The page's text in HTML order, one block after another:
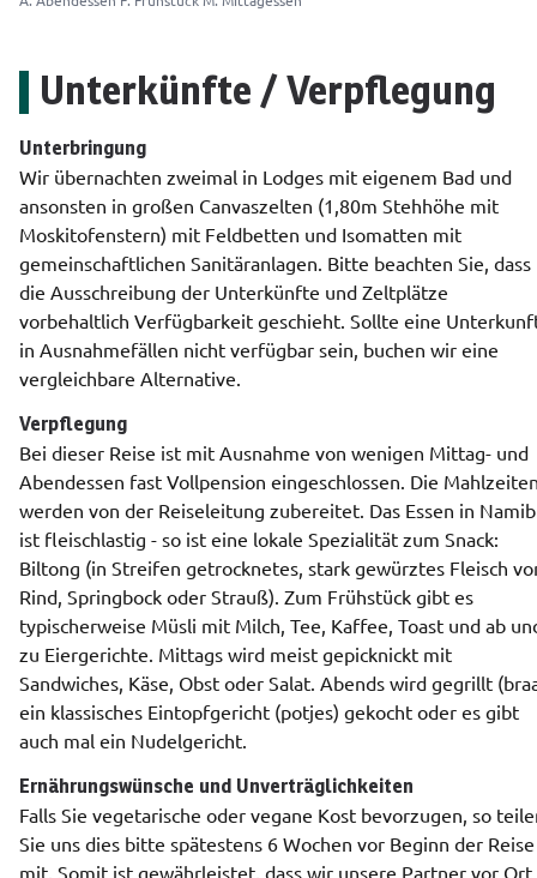
Unterkünfte / Verpflegung
Unterbringung
Wir übernachten zweimal in Lodges mit eigenem Bad und
ansonsten in großen Canvaszelten (1,80m Stehhöhe mit
Moskitofenstern) mit Feldbetten und Isomatten mit
gemeinschaftlichen Sanitäranlagen. Bitte beachten Sie, dass
die Ausschreibung der Unterkünfte und Zeltplätze
vorbehaltlich Verfügbarkeit geschieht. Sollte eine
in Ausnahmefällen nicht verfügbar sein, buchen wir eine
vergleichbare Alternative.
Verpflegung
Bei dieser Reise ist mit Ausnahme von wenigen Mittag- und
Abendessen fast Vollpension eingeschlossen. Die
werden von der Reiseleitung zubereitet. Das Essen in
ist fleischlastig - so ist eine lokale Spezialität zum Snack:
Biltong (in Streifen getrocknetes, stark gewürztes Fleisch
Rind, Springbock oder Strauß). Zum Frühstück gibt es
typischerweise Müsli mit Milch, Tee, Kaffee, Toast und ab
zu Eiergerichte. Mittags wird meist gepicknickt mit
Sandwiches, Käse, Obst oder Salat. Abends wird gegrillt
ein klassisches Eintopfgericht (potjes) gekocht oder es gibt
auch mal ein Nudelgericht.
Ernährungswünsche und Unverträglichkeiten
Falls Sie vegetarische oder vegane Kost bevorzugen, so
Sie uns dies bitte spätestens 6 Wochen vor Beginn der Reise
mit. Somit ist gewährleistet, dass wir unsere Partner vor Ort